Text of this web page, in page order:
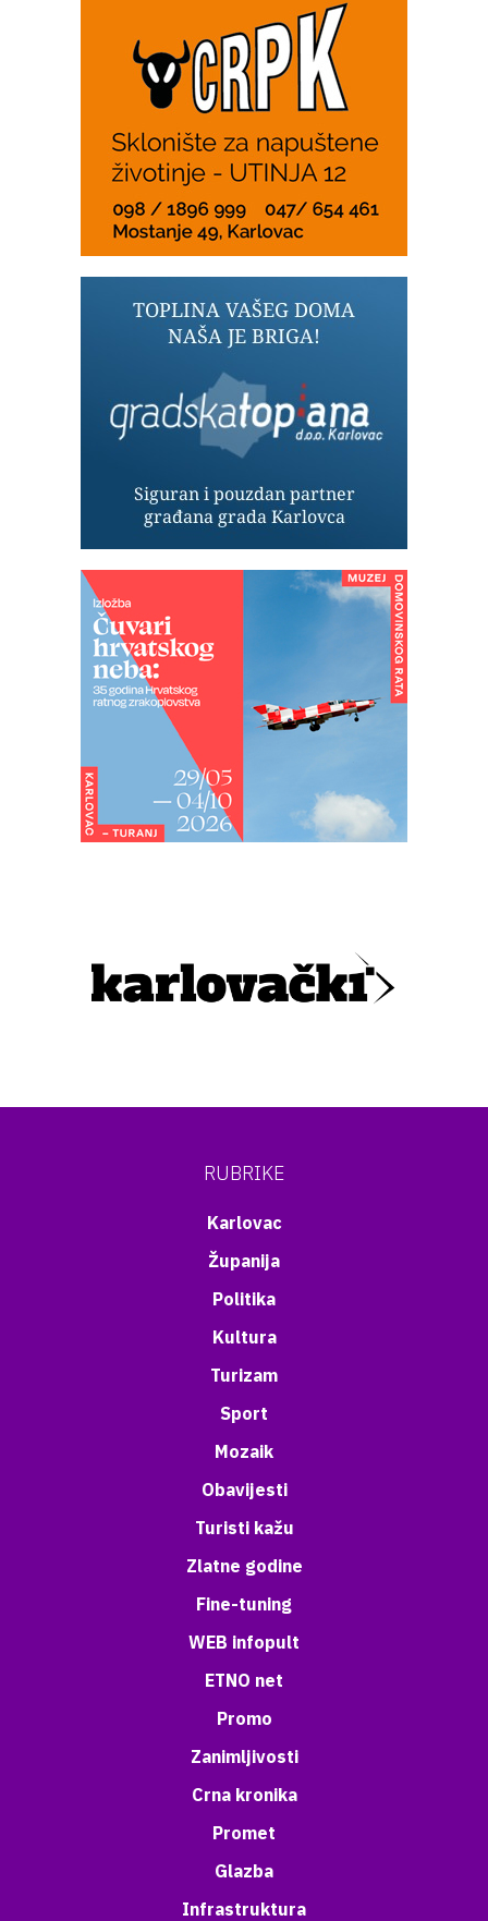
RUBRIKE
Karlovac
Županija
Politika
Kultura
Turizam
Sport
Mozaik
Obavijesti
Turisti kažu
Zlatne godine
Fine-tuning
WEB infopult
ETNO net
Promo
Zanimljivosti
Crna kronika
Promet
Glazba
Infrastruktura